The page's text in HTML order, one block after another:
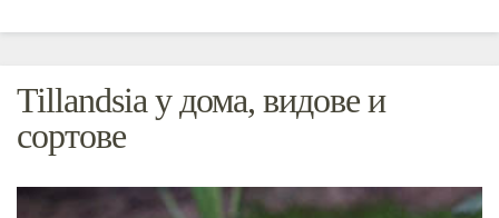
Tillandsia у дома, видове и
сортове